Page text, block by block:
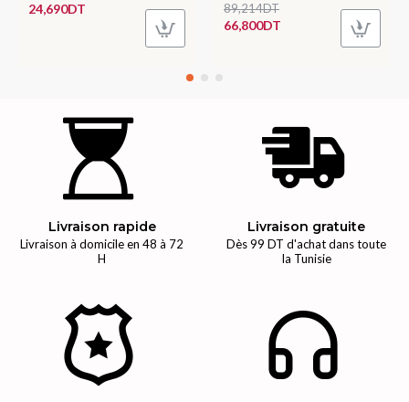
24,690DT
66,800DT
89,214DT
Livraison rapide
Livraison à domicile en 48 à 72
H
Livraison gratuite
Dès 99 DT d'achat dans toute
la Tunisie